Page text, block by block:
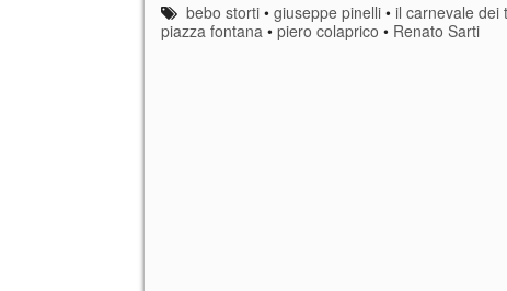
bebo storti •giuseppe pinelli •il carnevale dei
piazza fontana • piero colaprico • Renato Sarti